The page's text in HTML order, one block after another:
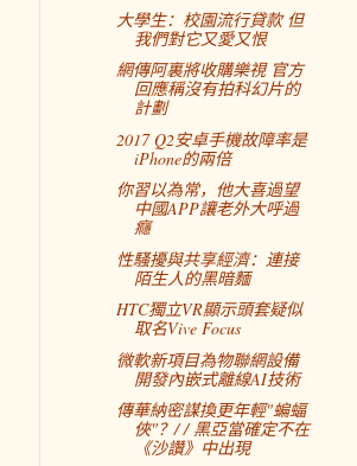
大學生：校園流行貸款 但
我們對它又愛又恨
網傳阿裏將收購樂視 官方
回應稱沒有拍科幻片的
計劃
2017 Q2安卓手機故障率是
iPhone的兩倍
你習以為常，他大喜過望
中國APP讓老外大呼過
癮
性騷擾與共享經濟：連接
陌生人的黑暗麵
HTC獨立VR顯示頭套疑似
取名Vive Focus
微軟新項目為物聯網設備
開發內嵌式離線AI技術
傳華納密謀換更年輕"蝙蝠
俠"？/ / 黑亞當確定不在
《沙讚》中出現